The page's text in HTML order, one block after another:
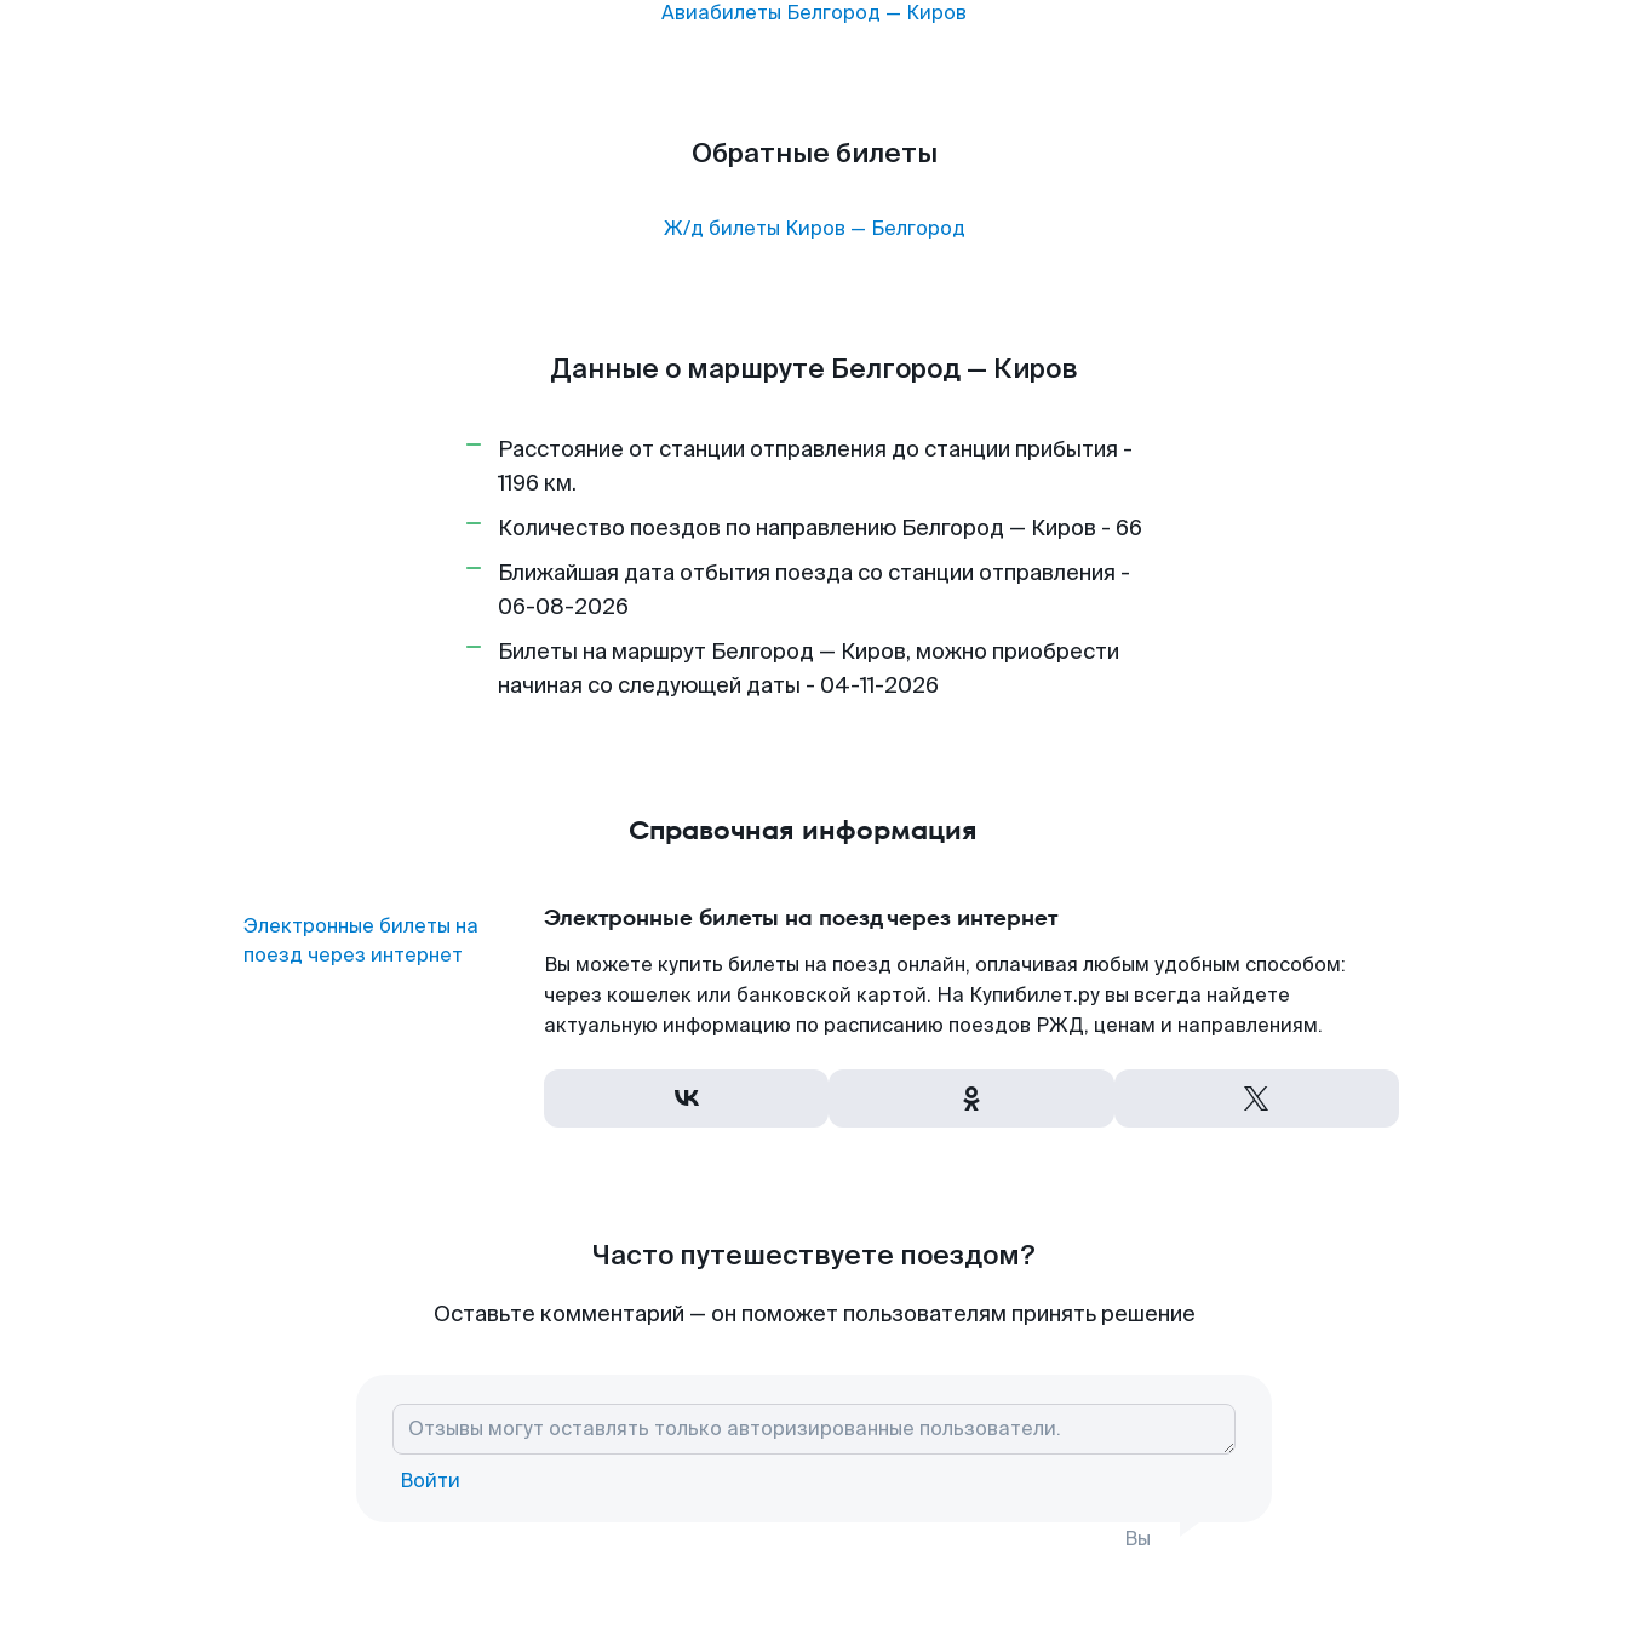
Авиабилеты Белгород — Киров
Обратные билеты
Ж/д билеты Киров — Белгород
Данные о маршруте Белгород — Киров
Расстояние от станции отправления до станции прибытия -
1196 км.
Количество поездов по направлению Белгород — Киров - 66
Ближайшая дата отбытия поезда со станции отправления -
06-08-2026
Билеты на маршрут Белгород — Киров, можно приобрести
начиная со следующей даты - 04-11-2026
Справочная информация
Электронные билеты на
поезд через интернет
Электронные билеты на поезд через интернет
Вы можете купить билеты на поезд онлайн, оплачивая любым удобным способом:
через кошелек или банковской картой. На Купибилет.ру вы всегда найдете
актуальную информацию по расписанию поездов РЖД, ценам и направлениям.
Часто путешествуете поездом?
Оставьте комментарий — он поможет пользователям принять решение
Войти
Вы